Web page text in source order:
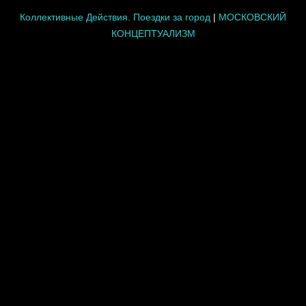
Коллективные Действия. Поездки за город | МОСКОВСКИЙ
КОНЦЕПТУАЛИЗМ